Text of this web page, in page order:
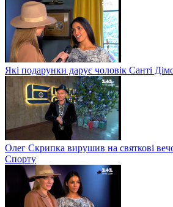
Які подарунки дарує чоловік Санті
Олег Скрипка вирушив на святкові
Спорту